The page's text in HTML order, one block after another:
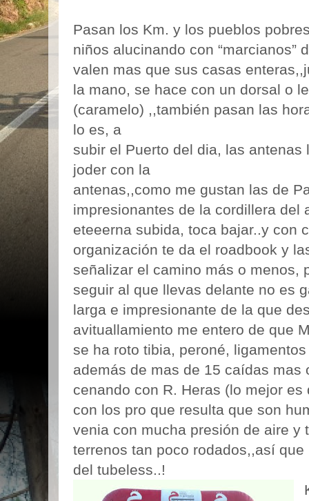
Pasan los Km. y los pueblos
niños alucinando con “marcianos”
valen mas que sus casas
la mano, se hace con un dorsal o
(caramelo) ,,también pasan las
lo es, a
subir el Puerto del dia, las
joder con la
antenas,,como me gustan las de
impresionantes de la cordillera del
eteeerna subida, toca bajar..y con
organización te da el roadbook y
señalizar el camino más o menos,
seguir al que llevas delante no es
larga e impresionante de la que
avituallamiento me entero de que
se ha roto tibia, peroné,
además de mas de 15 caídas mas
cenando con R. Heras (lo mejor
con los pro que resulta que son
venia con mucha presión de aire y
terrenos tan poco rodados,,así
del tubeless..!